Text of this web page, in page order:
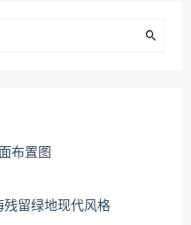
布置图
留绿地现代风格